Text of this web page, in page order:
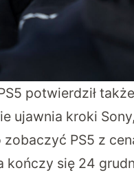
potwierdził
ujawnia kroki
PS5 z
się 24